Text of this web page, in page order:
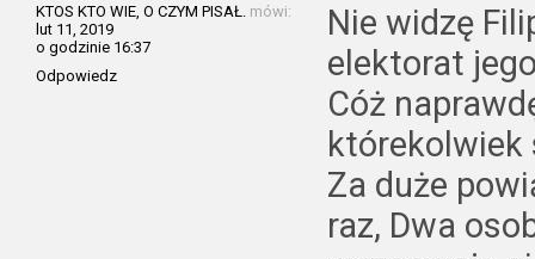
KTOS KTO WIE, O CZYM PISAŁ.
mówi:
lut 11, 2019
o godzinie 16:37
Odpowiedz
Nie widzę
elektorat
Cóż
Za duże
raz, Dwa